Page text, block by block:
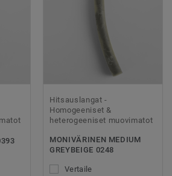
Hitsauslangat -
Homogeeniset &
heterogeeniset muovimatot
MONIVÄRINEN MEDIUM
GREYBEIGE 0248
Vertaile